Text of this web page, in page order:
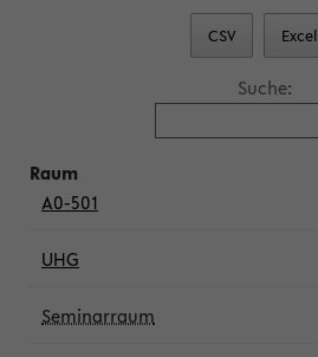
CSV Excel
Suche:
A0-501
UHG
Seminarraum